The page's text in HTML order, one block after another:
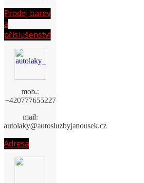
Prodej barev
a
příslušenství
mob.:
+420777655227
mail:
autolaky@autosluzbyjanousek.cz
Adresa